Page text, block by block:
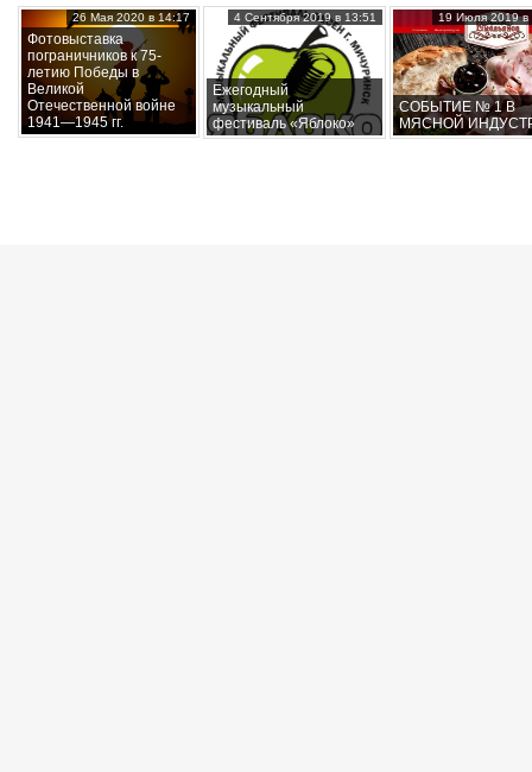
Фотовыставка
пограничников к 75-
летию Победы в
Великой
Отечественной войне
1941—1945 гг.
26 Мая 2020 в 14:17
Ежегодный
музыкальный
фестиваль «Яблоко»
4 Сентября 2019 в 13:51
СОБЫТИЕ № 1 В
МЯСНОЙ
19 Июля 2019 в